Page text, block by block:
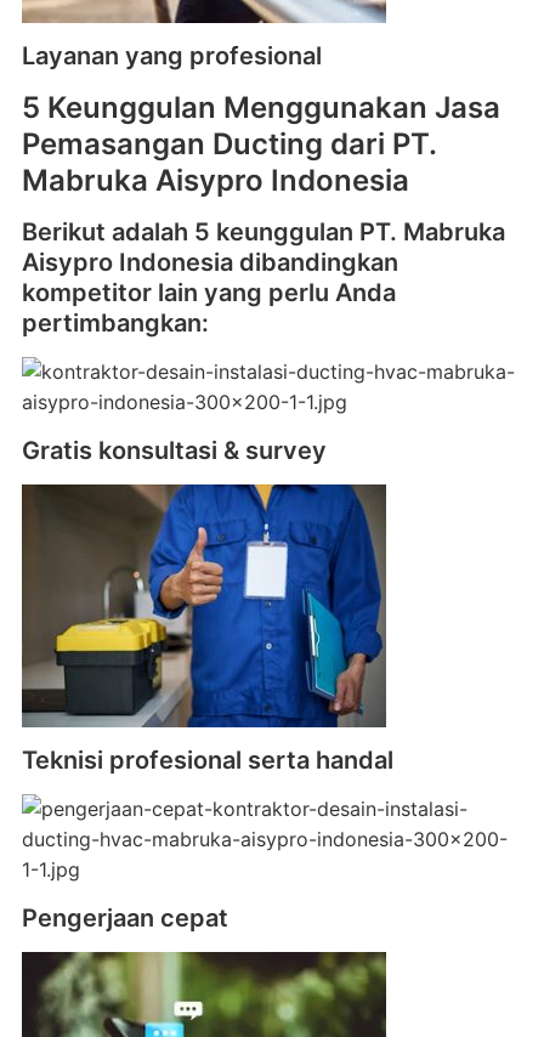
Layanan yang profesional
5 Keunggulan Menggunakan Jasa
Pemasangan Ducting dari PT.
Mabruka Aisypro Indonesia
Berikut adalah 5 keunggulan PT. Mabruka
Aisypro Indonesia dibandingkan
kompetitor lain yang perlu Anda
pertimbangkan:
Gratis konsultasi & survey
Teknisi profesional serta handal
Pengerjaan cepat